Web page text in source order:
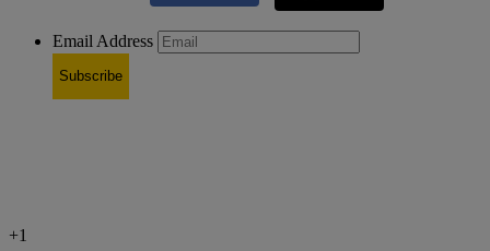
Email Address
Subscribe
+1